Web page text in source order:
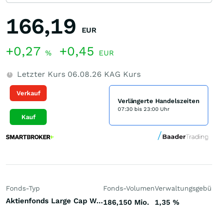
166,19 EUR
+0,27 % +0,45 EUR
Letzter Kurs 06.08.26 KAG Kurs
Verkauf
Kauf
Verlängerte Handelszeiten
07:30 bis 23:00 Uhr
Fonds-Typ
Aktienfonds Large Cap Welt
Fonds-Volumen
186,150 Mio. 1,35 %